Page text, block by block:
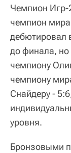
Чемпион Игр-
чемпион мира
дебютировал
до финала, но
чемпиону
чемпиону
Снайдеру -
уровня.
Бронзовыми